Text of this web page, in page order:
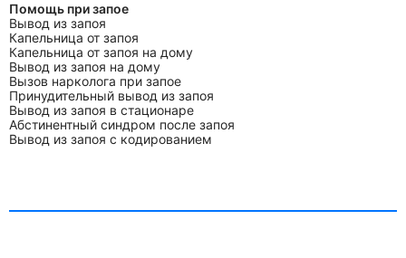
Помощь при запое
Вывод из запоя
Капельница от запоя
Капельница от запоя на дому
Вывод из запоя на дому
Вызов нарколога при запое
Принудительный вывод из запоя
Вывод из запоя в стационаре
Абстинентный синдром после запоя
Вывод из запоя с кодированием